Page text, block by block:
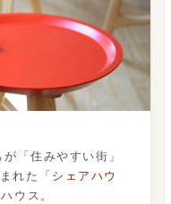
「住みやすい街」
れた「 シェアハウ
ウス。